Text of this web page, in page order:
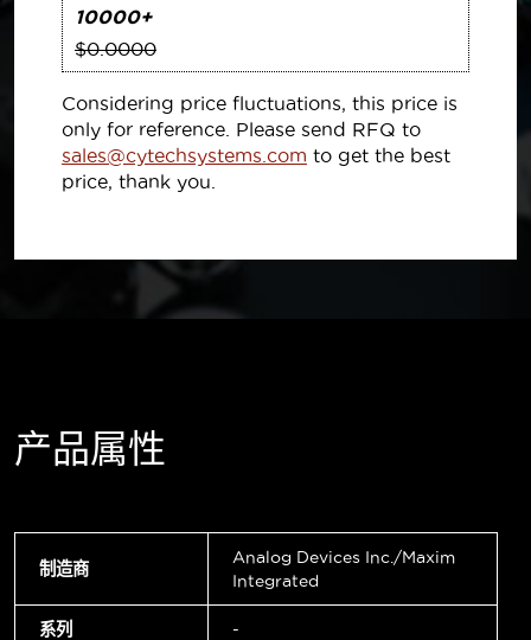
10000+
$0.0000
Considering price fluctuations, this price is
only for reference. Please send RFQ to
sales@cytechsystems.com to get the best
price, thank you.
产品属性
制造商
Analog Devices Inc./Maxim
Integrated
系列 -